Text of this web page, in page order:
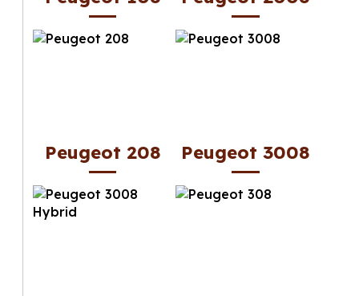
Peugeot 208 Peugeot 3008